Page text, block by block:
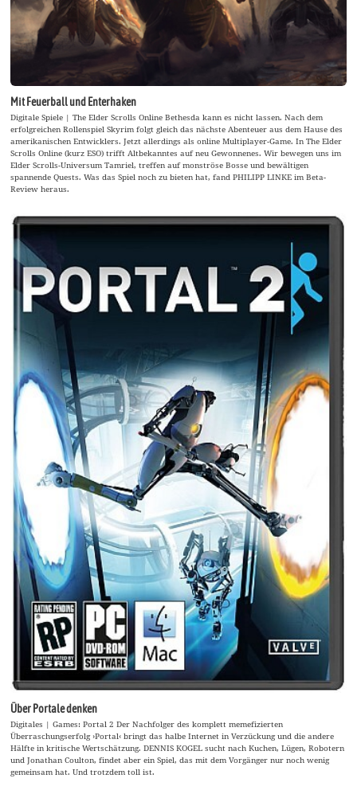
Mit Feuerball und Enterhaken
Digitale Spiele | The Elder Scrolls Online Bethesda kann es nicht lassen. Nach dem
erfolgreichen Rollenspiel Skyrim folgt gleich das nächste Abenteuer aus dem Hause des
amerikanischen Entwicklers. Jetzt allerdings als online Multiplayer-Game. In The Elder
Scrolls Online (kurz ESO) trifft Altbekanntes auf neu Gewonnenes. Wir bewegen uns im
Elder Scrolls-Universum Tamriel, treffen auf monströse Bosse und bewältigen
spannende Quests. Was das Spiel noch zu bieten hat, fand PHILIPP LINKE im Beta-
Review heraus.
Über Portale denken
Digitales | Games: Portal 2 Der Nachfolger des komplett memefizierten
Überraschungserfolg ›Portal‹ bringt das halbe Internet in Verzückung und die andere
Hälfte in kritische Wertschätzung. DENNIS KOGEL sucht nach Kuchen, Lügen, Robotern
und Jonathan Coulton, findet aber ein Spiel, das mit dem Vorgänger nur noch wenig
gemeinsam hat. Und trotzdem toll ist.